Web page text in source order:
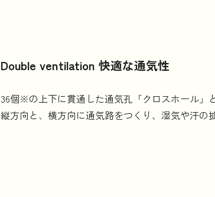
Double ventilation 快適な通気性
36個※の上下に貫通した通気孔「クロスホール」
縦方向と、横方向に通気路をつくり、湿気や汗の